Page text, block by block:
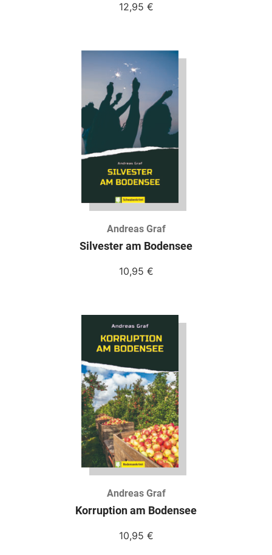
12,95 €
Andreas Graf
Silvester am Bodensee
10,95 €
Andreas Graf
Korruption am Bodensee
10,95 €